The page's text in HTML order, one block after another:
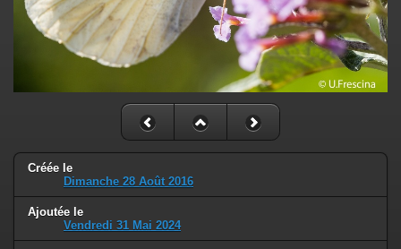
Créée le
Dimanche 28 Août 2016
Ajoutée le
Vendredi 31 Mai 2024